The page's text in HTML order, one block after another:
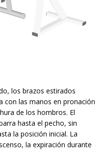
los brazos estirados
con las manos en pronación
de los hombros. El
hasta el pecho, sin
la posición inicial​. La
la expiración durante